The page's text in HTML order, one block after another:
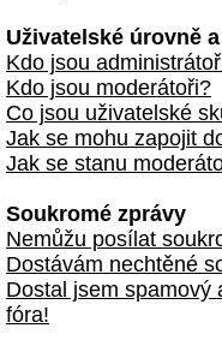
Uživatelské úrovně
Kdo jsou
Kdo jsou moderátoři?
Co jsou uživatelské
Jak se mohu zapojit
Jak se stanu
Soukromé zprávy
Nemůžu posílat
Dostávám nechtěné
Dostal jsem spamový
fóra!